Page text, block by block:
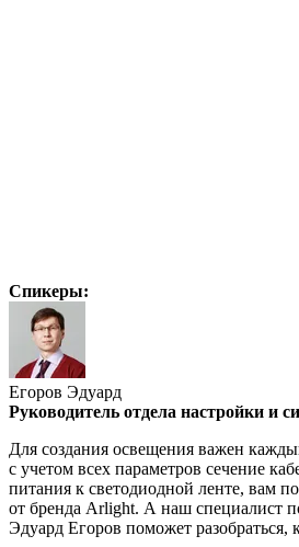
Спикеры:
Егоров Эдуард
Руководитель отдела настройки и
Для создания освещения важен
с учетом всех параметров сечение
питания к светодиодной ленте, вам
от бренда Arlight. А наш специалист
Эдуард Егоров поможет разобраться,